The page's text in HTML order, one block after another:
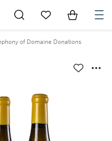
Go to My Favorites
Items in
of Domaine Donations